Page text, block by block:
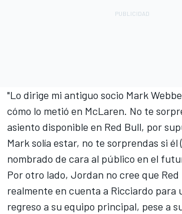
"Lo dirige mi antiguo socio Mark
cómo lo metió en McLaren. No te
asiento disponible en Red Bull, por
Mark solía estar, no te sorprendas si él
nombrado de cara al público en el
Por otro lado, Jordan no cree que Red
realmente en cuenta a Ricciardo para
regreso a su equipo principal, pese a